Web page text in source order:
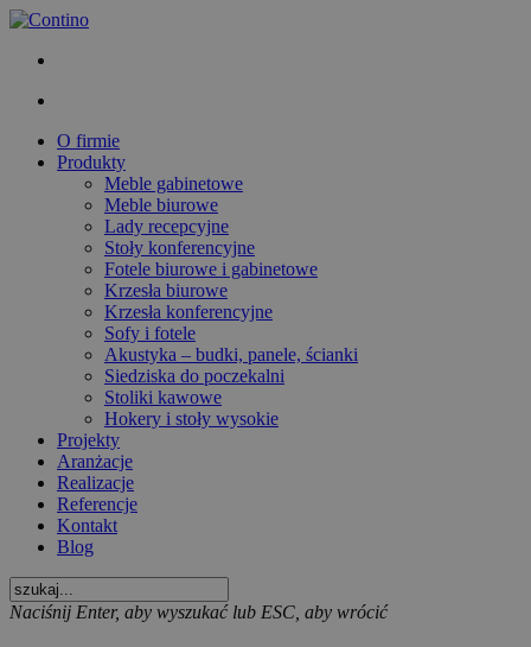
O firmie
Produkty
Meble gabinetowe
Meble biurowe
Lady recepcyjne
Stoły konferencyjne
Fotele biurowe i gabinetowe
Krzesła biurowe
Krzesła konferencyjne
Sofy i fotele
Akustyka – budki, panele, ścianki
Siedziska do poczekalni
Stoliki kawowe
Hokery i stoły wysokie
Projekty
Aranżacje
Realizacje
Referencje
Kontakt
Blog
Naciśnij Enter, aby wyszukać lub ESC, aby wrócić